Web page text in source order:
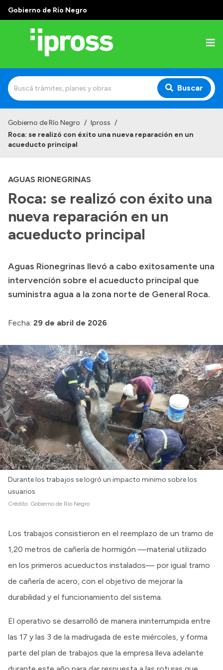
Gobierno de Río Negro
Buscar
Institucional
Autoridades
Delegaciones
Consultorios Propios
Presentación CV
Transparencia
Inversión en Salud
Consulta de expedientes
Gobierno de Río Negro / Ipross /
Roca: se realizó con éxito una nueva reparación en un
acueducto principal
AGUAS RIONEGRINAS
Roca: se realizó con éxito una
nueva reparación en un
acueducto principal
Aguas Rionegrinas llevó a cabo exitosamente una
intervención sobre el acueducto principal que
suministra agua a la zona norte de General Roca.
Fecha: 29 de abril de 2026
Durante los trabajos se logró un impacto minimo sobre los
usuarios
Crédito: Gobierno de Río Negro
Los trabajos consistieron en el reemplazo de un tramo de
1,20 metros de cañería de hormigón —material utilizado
en los primeros acueductos instalados— por igual tramo
de cañería de acero, con el objetivo de mejorar la
durabilidad y el funcionamiento del sistema.
El operativo se desarrolló de manera ininterrumpida entre
las 17 y las 3 de la madrugada de este miércoles, y forma
parte del plan de trabajos que la empresa lleva adelante